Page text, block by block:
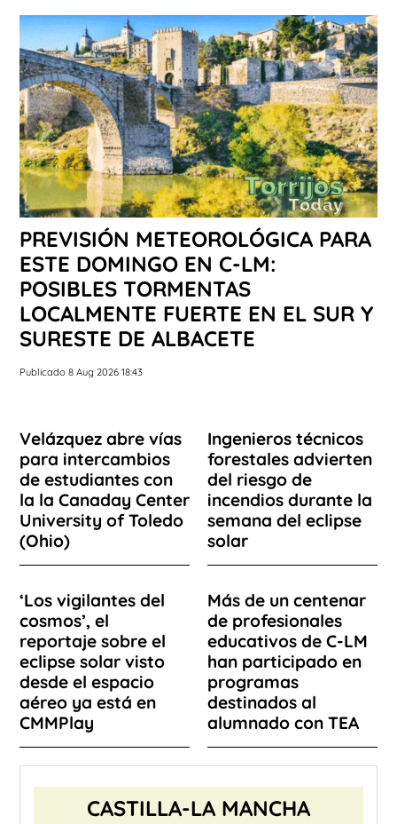
PREVISIÓN METEOROLÓGICA PARA
ESTE DOMINGO EN C-LM:
POSIBLES TORMENTAS
LOCALMENTE FUERTE EN EL SUR Y
SURESTE DE ALBACETE
Publicado 8 Aug 2026 18:43
Velázquez abre vías
para intercambios
de estudiantes con
la la Canaday Center
University of Toledo
(Ohio)
Ingenieros técnicos
forestales advierten
del riesgo de
incendios durante la
semana del eclipse
solar
‘Los vigilantes del
cosmos’, el
reportaje sobre el
eclipse solar visto
desde el espacio
aéreo ya está en
CMMPlay
Más de un centenar
de profesionales
educativos de C-LM
han participado en
programas
destinados al
alumnado con TEA
CASTILLA-LA MANCHA